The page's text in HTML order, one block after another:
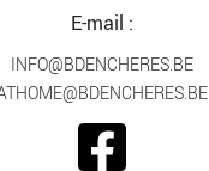
E-mail :
INFO@BDENCHERES.BE